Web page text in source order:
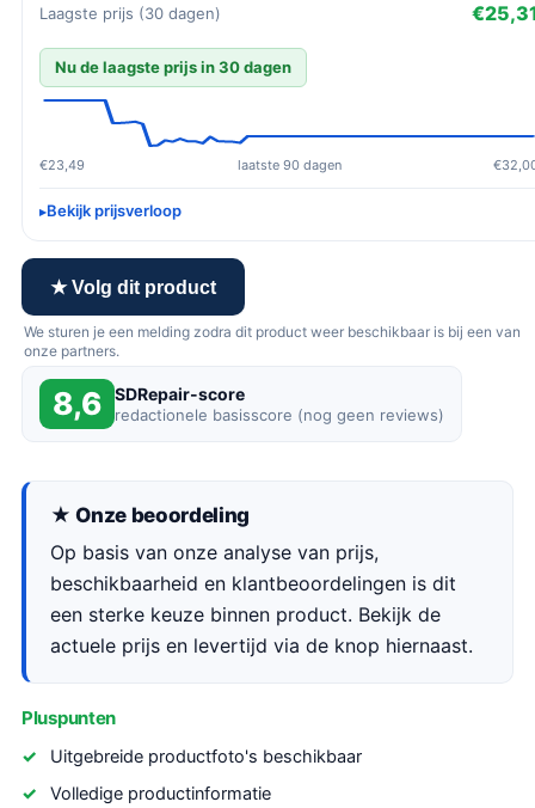
Laagste prijs (30 dagen)
Nu de laagste prijs in 30 dagen
€23,49 laatste 90 dagen
Bekijk prijsverloop
★ Volg dit product
We sturen je een melding zodra dit product weer beschikbaar is bij een van
onze partners.
8,6 SDRepair-score
redactionele basisscore (nog geen reviews)
★ Onze beoordeling
Op basis van onze analyse van prijs,
beschikbaarheid en klantbeoordelingen is dit
een sterke keuze binnen product. Bekijk de
actuele prijs en levertijd via de knop hiernaast.
Pluspunten
Uitgebreide productfoto's beschikbaar
Volledige productinformatie